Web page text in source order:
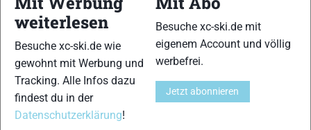
Johannes Thingnes Bø entscheidet sich für One
Way
weiterlesen
Besuche xc-ski.de wie
gewohnt mit Werbung und
Tracking. Alle Infos dazu
findest du in der
Datenschutzerklärung!
Besuche xc-ski.de mit
eigenem Account und völlig
werbefrei.
Jetzt abonnieren